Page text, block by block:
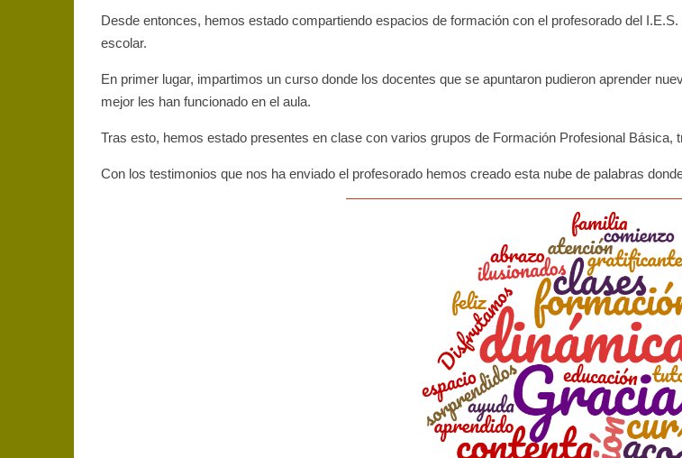
Desde entonces, hemos estado compartiendo espacios de formación con el profesorado del
escolar.
En primer lugar, impartimos un curso donde los docentes que se apuntaron pudieron aprender
mejor les han funcionado en el aula.
Tras esto, hemos estado presentes en clase con varios grupos de Formación Profesional Básica,
Con los testimonios que nos ha enviado el profesorado hemos creado esta nube de palabras